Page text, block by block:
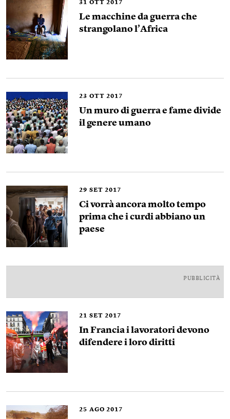
31 OTT 2017
Le macchine da guerra che
strangolano l’Africa
23 OTT 2017
Un muro di guerra e fame divide
il genere umano
29 SET 2017
Ci vorrà ancora molto tempo
prima che i curdi abbiano un
paese
PUBBLICITÀ
21 SET 2017
In Francia i lavoratori devono
difendere i loro diritti
25 AGO 2017